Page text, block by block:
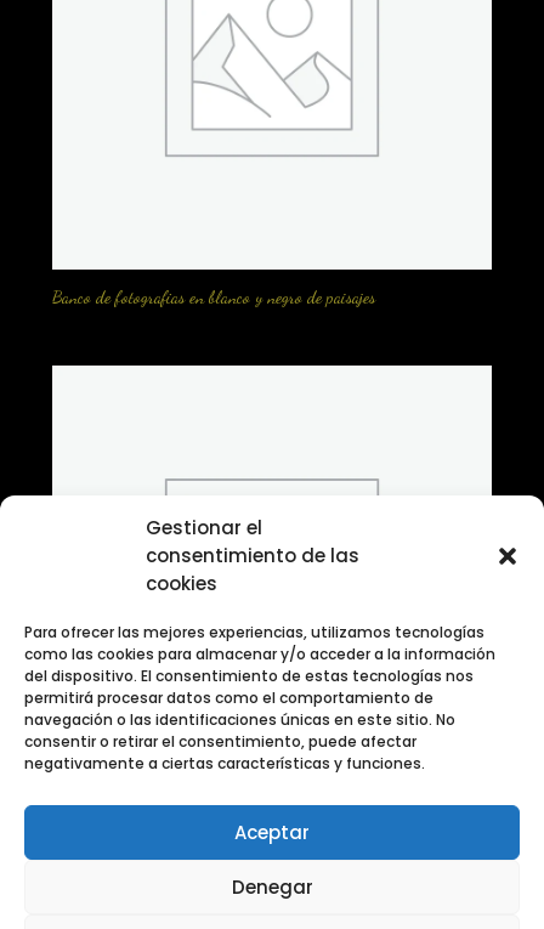
Gestionar el
consentimiento de las
cookies
Para ofrecer las mejores experiencias, utilizamos tecnologías
como las cookies para almacenar y/o acceder a la información
del dispositivo. El consentimiento de estas tecnologías nos
permitirá procesar datos como el comportamiento de
navegación o las identificaciones únicas en este sitio. No
consentir o retirar el consentimiento, puede afectar
negativamente a ciertas características y funciones.
Aceptar
Denegar
Banco de fotografias en blanco y negro de paisajes
Banco de fotografias en blanco y negro urbano